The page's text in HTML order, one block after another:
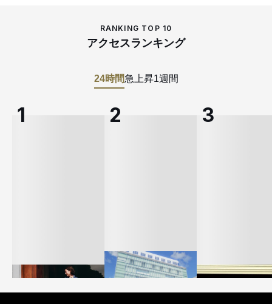
RANKING TOP 10
アクセスランキング
24時間急上昇1週間